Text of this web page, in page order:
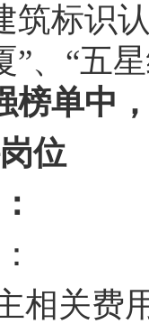
筑标识
”、“五
榜单中
位
关费